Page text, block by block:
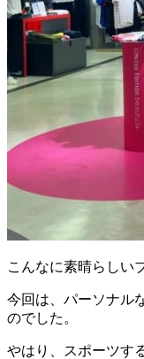
こんなに素晴らしい
今回は、パーソナル
のでした。
やはり、スポーツす